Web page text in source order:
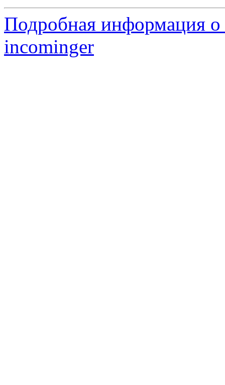
Подробная информация о
incominger